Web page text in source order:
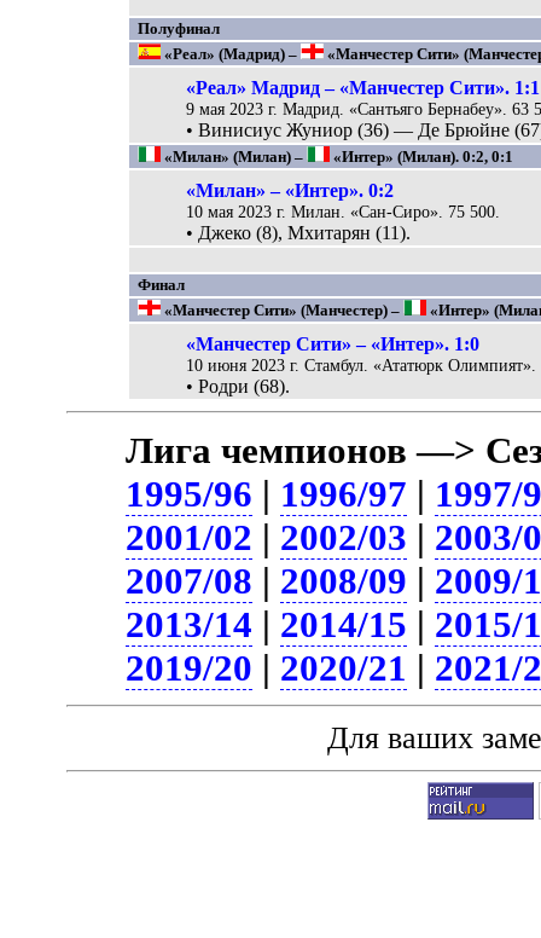
Полуфинал
«Реал» (Мадрид) –
«Манчестер Сити»
«Реал» Мадрид – «Манчестер Сити». 1:1
9 мая 2023 г. Мадрид. «Сантьяго Бернабеу». 63
• Винисиус Жуниор (36) — Де Брюйне
«Милан» (Милан) – «Интер» (Милан). 0:2, 0:1
«Милан» – «Интер». 0:2
10 мая 2023 г. Милан. «Сан-Сиро». 75 500.
• Джеко (8), Мхитарян (11).
Финал
«Манчестер Сити» (Манчестер) –
«Интер»
«Манчестер Сити» – «Интер». 1:0
10 июня 2023 г. Стамбул. «Ататюрк Олимпият».
• Родри (68).
Лига чемпионов —>
1995/96 | 1996/97 | 1997/
2001/02 | 2002/03 | 2003/
2007/08 | 2008/09 | 2009/
2013/14 | 2014/15 | 2015/
2019/20 | 2020/21 | 2021/
Для ваших